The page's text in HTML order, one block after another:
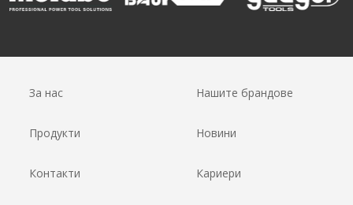
За нас Нашите брандове
Продукти Новини
Контакти Кариери